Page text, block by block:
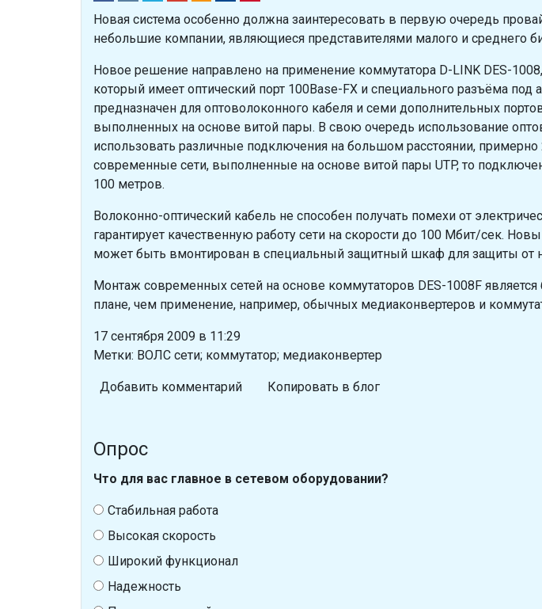
Новая система особенно должна заинтересовать в первую очередь
небольшие компании, являющиеся представителями малого и среднего
Новое решение направлено на применение коммутатора D-LINK DES-
который имеет оптический порт 100Base-FХ и специального разъёма под
предназначен для оптоволоконного кабеля и семи дополнительных
выполненных на основе витой пары. В свою очередь использование
использовать различные подключения на большом расстоянии, примерно
современные сети, выполненные на основе витой пары UTP, то
100 метров.
Волоконно-оптический кабель не способен получать помехи от
гарантирует качественную работу сети на скорости до 100 Мбит/cек.
может быть вмонтирован в специальный защитный шкаф для защиты от
Монтаж современных сетей на основе коммутаторов DES-1008F
плане, чем применение, например, обычных медиаконвертеров и
17 сентября 2009 в 11:29
Метки: ВОЛС сети; коммутатор; медиаконвертер
Добавить комментарий Копировать в блог
Опрос
Что для вас главное в сетевом оборудовании?
Стабильная работа
Высокая скорость
Широкий функционал
Надежность